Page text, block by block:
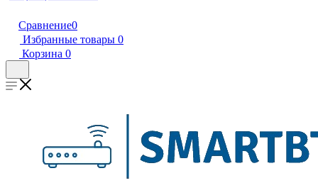
Сравнение0
Избранные товары 0
Корзина 0